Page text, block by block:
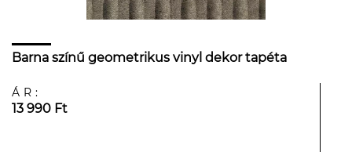
Barna színű geometrikus vinyl dekor tapéta
ÁR:
13 990 Ft